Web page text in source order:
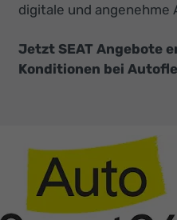
digitale und angenehme
Jetzt SEAT Angebote
Konditionen bei